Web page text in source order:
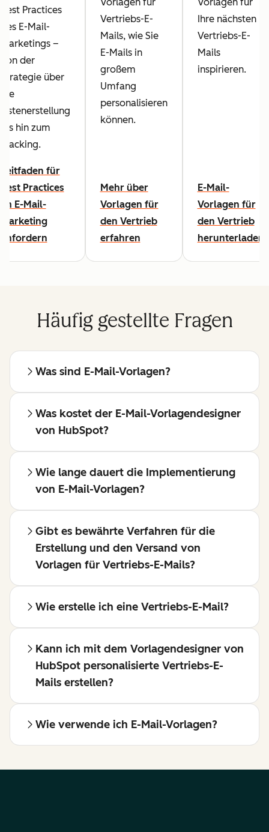
Best Practices
des E-Mail-
Marketings –
von der
Strategie über
die
Listenerstellung
bis hin zum
Tracking.
Leitfaden für
Best Practices
im E-Mail-
Marketing
anfordern
Vorlagen für
Vertriebs-E-
Mails, wie Sie
E-Mails in
großem
Umfang
personalisieren
können.
Mehr über
Vorlagen für
den Vertrieb
erfahren
Vorlagen für
Ihre nächsten
Vertriebs-E-
Mails
inspirieren.
E-Mail-
Vorlagen für
den Vertrieb
herunterladen
Häufig gestellte Fragen
Was sind E-Mail-Vorlagen?
Was kostet der E-Mail-Vorlagendesigner
von HubSpot?
Wie lange dauert die Implementierung
von E-Mail-Vorlagen?
Gibt es bewährte Verfahren für die
Erstellung und den Versand von
Vorlagen für Vertriebs-E-Mails?
Wie erstelle ich eine Vertriebs-E-Mail?
Kann ich mit dem Vorlagendesigner von
HubSpot personalisierte Vertriebs-E-
Mails erstellen?
Wie verwende ich E-Mail-Vorlagen?